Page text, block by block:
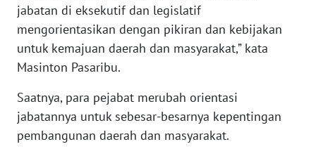
jabatan di eksekutif dan legislatif
mengorientasikan dengan pikiran dan kebijakan
untuk kemajuan daerah dan masyarakat,” kata
Masinton Pasaribu.
Saatnya, para pejabat merubah orientasi
jabatannya untuk sebesar-besarnya kepentingan
pembangunan daerah dan masyarakat.
WN
WN
DANAU
WN
NIAS